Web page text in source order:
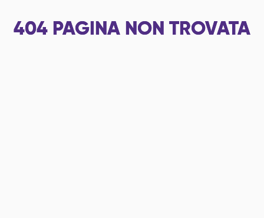
404 PAGINA NON TROVATA